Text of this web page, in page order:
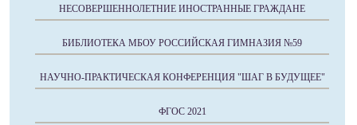
НЕСОВЕРШЕННОЛЕТНИЕ ИНОСТРАННЫЕ ГРАЖДАНЕ
БИБЛИОТЕКА МБОУ РОССИЙСКАЯ ГИМНАЗИЯ №59
НАУЧНО-ПРАКТИЧЕСКАЯ КОНФЕРЕНЦИЯ "ШАГ В БУДУЩЕЕ"
ФГОС 2021